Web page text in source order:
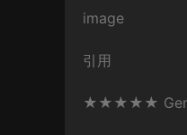
image
引用
★★★★★